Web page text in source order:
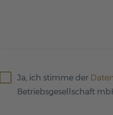
Ja, ich stimme der
Betriebsgesellschaft